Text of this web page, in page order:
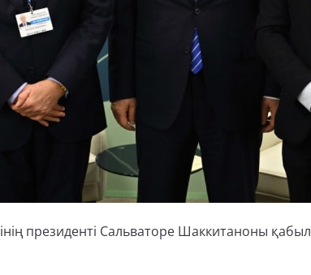
президенті Сальваторе Шаккитаноны